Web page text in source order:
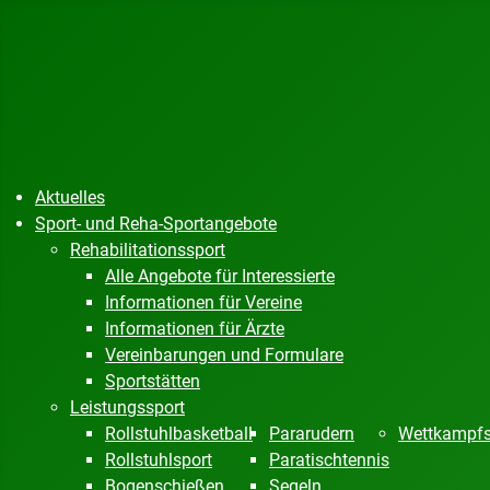
Aktuelles
Sport- und Reha-Sportangebote
Rehabilitationssport
Alle Angebote für Interessierte
Informationen für Vereine
Informationen für Ärzte
Vereinbarungen und Formulare
Sportstätten
Leistungssport
Rollstuhlbasketball
Rollstuhlsport
Pararudern
Paratischtennis